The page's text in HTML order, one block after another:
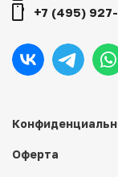
Оферта
+7 (495)